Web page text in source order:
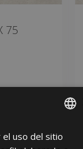
75
SPANISH
el uso del sitio